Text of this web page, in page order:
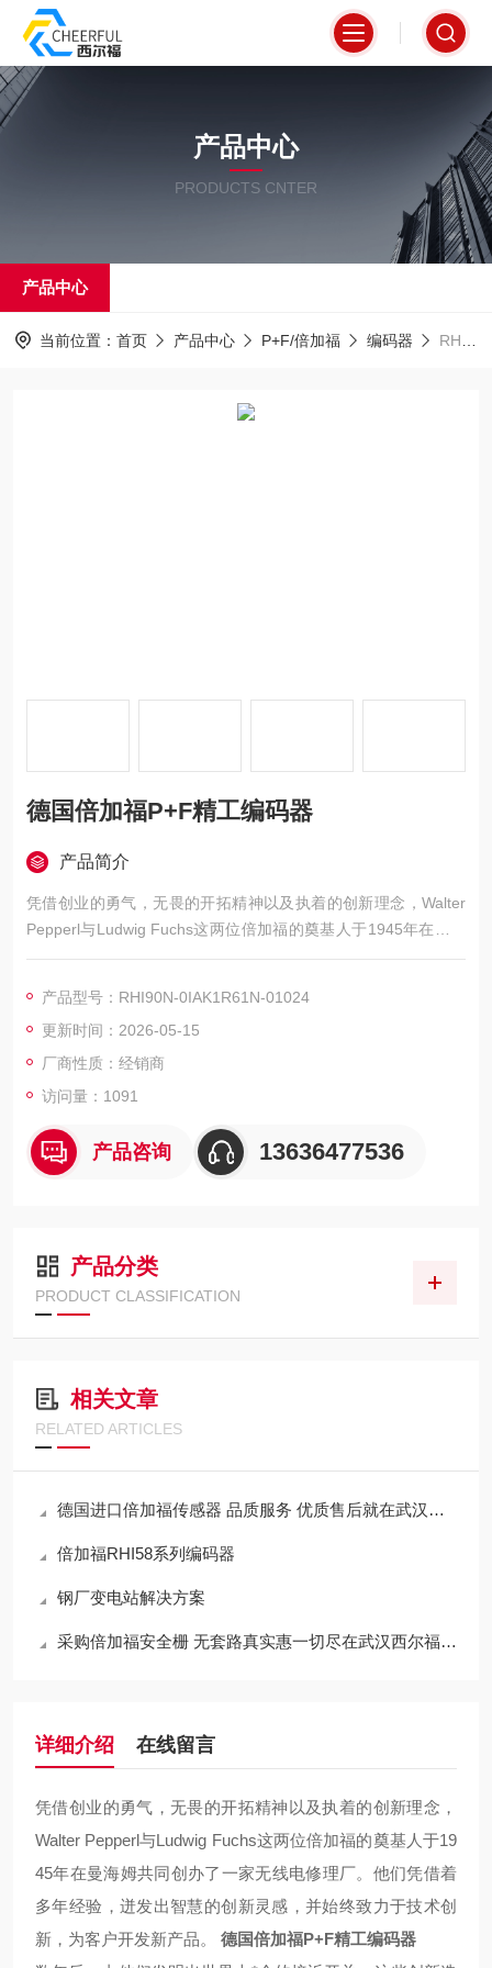
产品中心
PRODUCTS CNTER
产品中心
当前位置： 首页 产品中心 P+F/倍加福 编码器 RHI90N-0IAK1R61N-01024德国倍加福P+F精工编码器
德国倍加福P+F精工编码器
产品简介
凭借创业的勇气，无畏的开拓精神以及执着的创新理念，Walter
Pepperl与Ludwig Fuchs这两位倍加福的奠基人于1945年在曼海
姆共同创办了一家无线电修理厂。他们凭借着多年经验，迸发出
德国倍加福P+F精工编码器
产品型号：RHI90N-0IAK1R61N-01024
更新时间：2026-05-15
厂商性质：经销商
访问量：1091
产品咨询 13636477536
产品分类
PRODUCT CLASSIFICATION
相关文章
RELATED ARTICLES
德国进口倍加福传感器 品质服务 优质售后就在武汉西尔福
倍加福RHI58系列编码器
钢厂变电站解决方案
采购倍加福安全栅 无套路真实惠一切尽在武汉西尔福贸易
详细介绍 在线留言
凭借创业的勇气，无畏的开拓精神以及执着的创新理念，
Walter Pepperl与Ludwig Fuchs这两位倍加福的奠基人于19
45年在曼海姆共同创办了一家无线电修理厂。他们凭借着
多年经验，迸发出智慧的创新灵感，并始终致力于技术创
新，为客户开发新产品。
德国倍加福P+F精工编码器